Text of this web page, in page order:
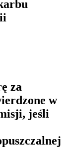
za
w
jeśli